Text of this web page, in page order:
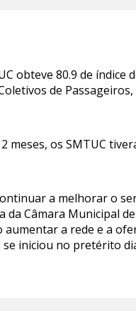
obteve 80.9 de
de
meses, os SMTUC
a melhorar o
da Câmara Municipal
aumentar a rede e a
se iniciou no pretérito